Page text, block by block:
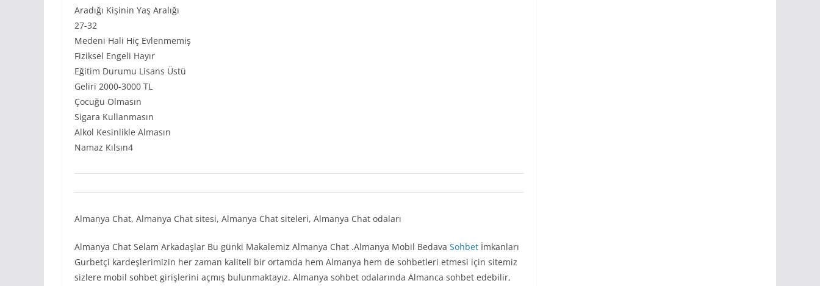
Aradığı Kişinin Yaş Aralığı
27-32
Medeni Hali Hiç Evlenmemiş
Fiziksel Engeli Hayır
Eğitim Durumu Lisans Üstü
Geliri 2000-3000 TL
Çocuğu Olmasın
Sigara Kullanmasın
Alkol Kesinlikle Almasın
Namaz Kılsın4
Almanya Chat, Almanya Chat sitesi, Almanya Chat siteleri, Almanya Chat odaları
Almanya Chat Selam Arkadaşlar Bu günki Makalemiz Almanya Chat .Almanya Mobil Bedava Sohbet İmkanları
Gurbetçi kardeşlerimizin her zaman kaliteli bir ortamda hem Almanya hem de sohbetleri etmesi için sitemiz
sizlere mobil sohbet girişlerini açmış bulunmaktayız. Almanya sohbet odalarında Almanca sohbet edebilir,